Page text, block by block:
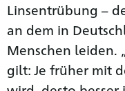
Linsentrübung –
an dem in
Menschen leiden.
gilt: Je früher mit